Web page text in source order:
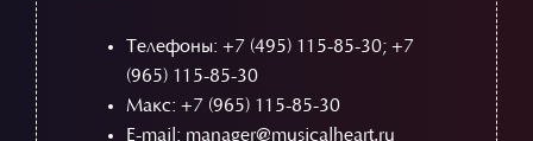
Телефоны: +7 (495) 115-85-30; +7
(965) 115-85-30
Макс: +7 (965) 115-85-30
E-mail: manager@musicalheart.ru